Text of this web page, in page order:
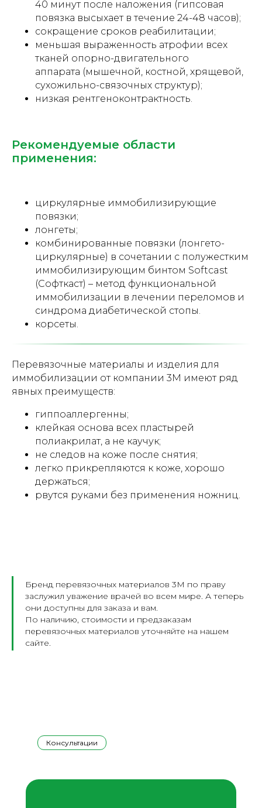
40 минут после наложения (гипсовая
повязка высыхает в течение 24-48 часов);
сокращение сроков реабилитации;
меньшая выраженность атрофии всех
тканей опорно-двигательного
аппарата (мышечной, костной, хрящевой,
сухожильно-связочных структур);
низкая рентгеноконтрактность.
Рекомендуемые области
применения:
циркулярные иммобилизирующие
повязки;
лонгеты;
комбинированные повязки (лонгето-
циркулярные) в сочетании с полужестким
иммобилизирующим бинтом Softcast
(Софткаст) – метод функциональной
иммобилизации в лечении переломов и
синдрома диабетической стопы.
корсеты.
Перевязочные материалы и изделия для
иммобилизации от компании 3М имеют ряд
явных преимуществ:
гиппоаллергенны;
клейкая основа всех пластырей
полиакрилат, а не каучук;
не следов на коже после снятия;
легко прикрепляются к коже, хорошо
держаться;
рвутся руками без применения ножниц.
Бренд перевязочных материалов 3М по праву
заслужил уважение врачей во всем мире. А теперь
они доступны для заказа и вам.
По наличию, стоимости и предзаказам
перевязочных материалов уточняйте на нашем
сайте.
Консультации